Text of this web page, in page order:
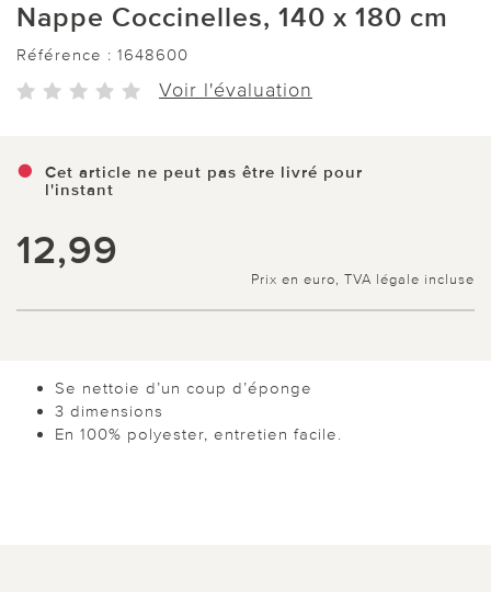
Nappe Coccinelles, 140 x 180 cm
Référence : 1648600
Voir l'évaluation
Cet article ne peut pas être livré pour
l'instant
12,99
Prix en euro, TVA légale incluse
Se nettoie d’un coup d’éponge
3 dimensions
En 100% polyester, entretien facile.